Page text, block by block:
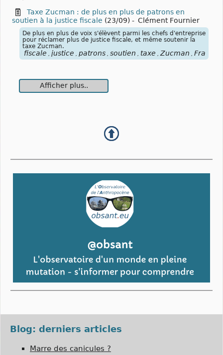
Taxe Zucman : de plus en plus de patrons en
soutien à la justice fiscale (23/09) - Clément Fournier
De plus en plus de voix s'élèvent parmi les chefs d'entreprise
pour réclamer plus de justice fiscale, et même soutenir la
taxe Zucman.
fiscale justice patrons soutien taxe Zucman France
Afficher plus..
Blog: derniers articles
Marre des canicules ?